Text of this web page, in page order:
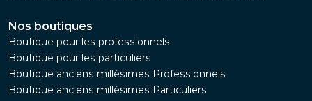
Nos boutiques
Boutique pour les professionnels
Boutique pour les particuliers
Boutique anciens millésimes Professionnels
Boutique anciens millésimes Particuliers